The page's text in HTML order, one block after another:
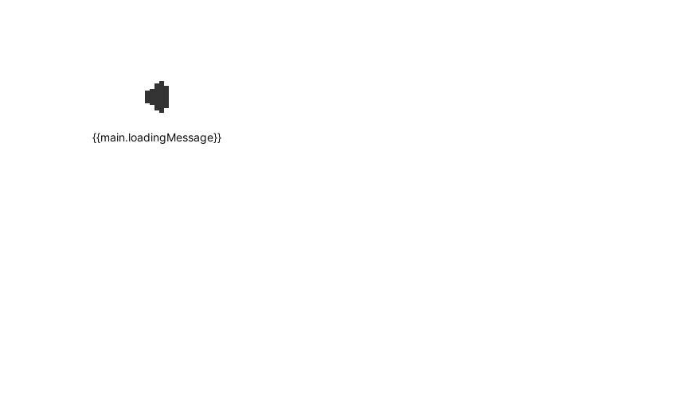
{{main.loadingMessage}}